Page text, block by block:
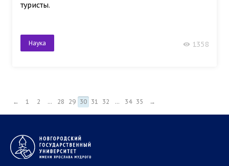
туристы.
Наука 1358
← 1 2 ... 28 29 30 31 32 ... 34 35 →